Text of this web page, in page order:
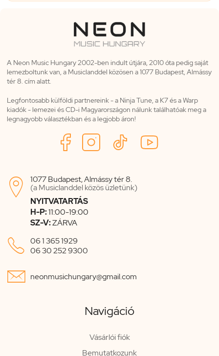
A Neon Music Hungary 2002-ben indult útjára, 2010 óta pedig saját
lemezboltunk van, a Musiclanddel közösen a 1077 Budapest, Almássy
tér 8. cím alatt.
Legfontosabb külföldi partnereink - a Ninja Tune, a K7 és a Warp
kiadók - lemezei és CD-i Magyarországon nálunk találhatóak meg a
legnagyobb választékban és a legjobb áron!

1077 Budapest, Almássy tér 8.
(a Musiclanddel közös üzletünk)
NYITVATARTÁS
H-P:11:00-19:00
SZ-V:ZÁRVA
 06 1 365 1929
06 30 252 9300
 neonmusichungary@gmail.com
Navigáció
Vásárlói fiók
Bemutatkozunk